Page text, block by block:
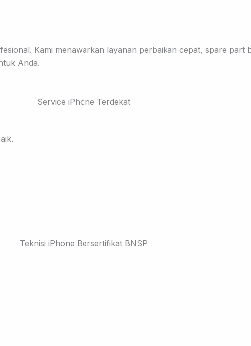
Kami menawarkan layanan perbaikan cepat, spare part
Anda.